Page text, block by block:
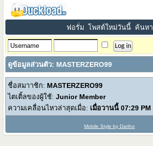
ฟอรั่ม โพสต์ใหม่วันนี้ ค้นหา
ดูข้อมูลส่วนตัว: MASTERZERO99
ชื่อสมาาชิก: MASTERZERO99
ไตเติ้ลของผู้ใช้:Junior Member
ความเคลื่อนไหวล่าสุดเมื่อ: เมื่อวานนี้07:29 PM
Mobile Style by Dartho